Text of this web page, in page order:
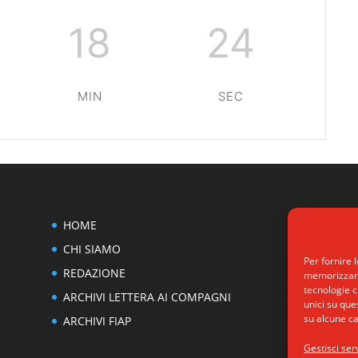
Per fornire
tecnologie
unici su
su alcune
Gestisci
18
MIN
24
SEC
HOME
CHI SIAMO
REDAZIONE
ARCHIVI LETTERA AI COMPAGNI
ARCHIVI FIAP